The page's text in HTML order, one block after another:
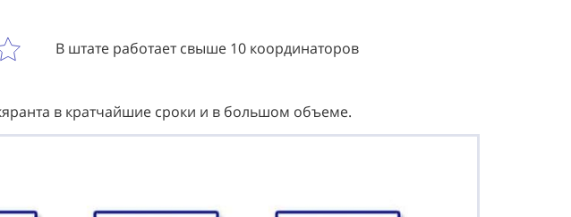
В штате работает свыше 10 координаторов
в кратчайшие сроки и в большом объеме.